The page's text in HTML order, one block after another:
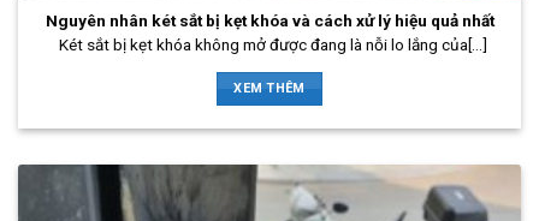
Nguyên nhân két sắt bị kẹt khóa và cách xử lý hiệu quả nhất
Két sắt bị kẹt khóa không mở được đang là nỗi lo lắng của[...]
XEM THÊM